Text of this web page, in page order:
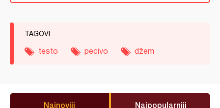
TAGOVI
testo pecivo džem
Najnoviji Najpopularniji